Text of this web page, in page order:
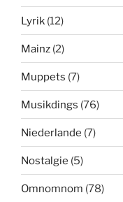
Lyrik (12)
Mainz (2)
Muppets (7)
Musikdings (76)
Niederlande (7)
Nostalgie (5)
Omnomnom (78)